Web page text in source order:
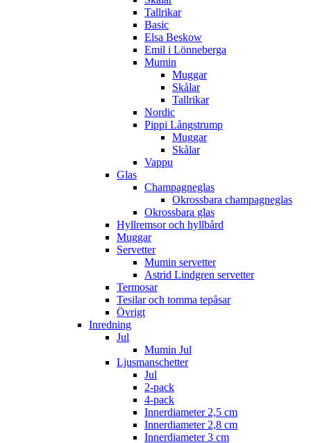
Tallrikar
Basic
Elsa Beskow
Emil i Lönneberga
Mumin
Muggar
Skålar
Tallrikar
Nordic
Pippi Långstrump
Muggar
Skålar
Vappu
Glas
Champagneglas
Okrossbara champagneglas
Okrossbara glas
Hyllremsor och hyllbård
Muggar
Servetter
Mumin servetter
Astrid Lindgren servetter
Termosar
Tesilar och tomma tepåsar
Övrigt
Inredning
Jul
Mumin Jul
Ljusmanschetter
Jul
2-pack
4-pack
Innerdiameter 2,5 cm
Innerdiameter 2,8 cm
Innerdiameter 3 cm